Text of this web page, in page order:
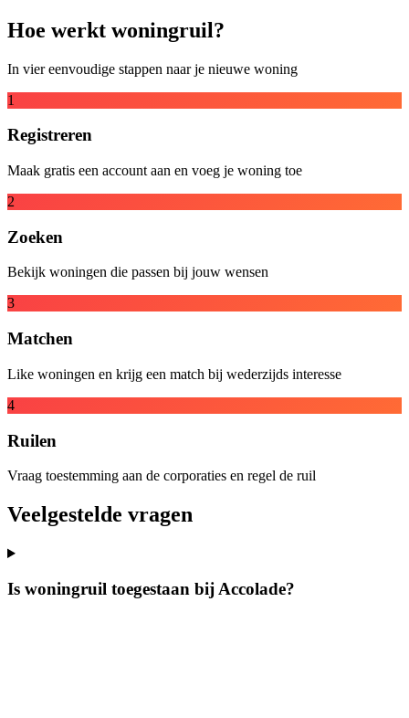
Hoe werkt woningruil?
In vier eenvoudige stappen naar je nieuwe woning
1
Registreren
Maak gratis een account aan en voeg je woning toe
2
Zoeken
Bekijk woningen die passen bij jouw wensen
3
Matchen
Like woningen en krijg een match bij wederzijds interesse
4
Ruilen
Vraag toestemming aan de corporaties en regel de ruil
Veelgestelde vragen
Is woningruil toegestaan bij Accolade?